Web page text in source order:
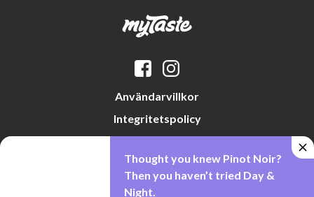
Användarvillkor
Integritetspolicy
Cookiepolicy
Thought you knew Pinot Noir?
Then you haven’t tried Day &
Night.